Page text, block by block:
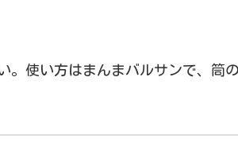
。使い方はまんまバルサンで、筒